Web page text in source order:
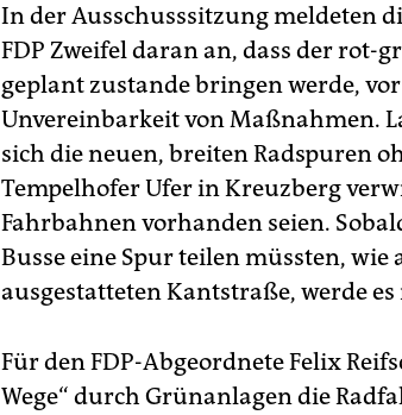
In der Ausschusssitzung meldeten
FDP Zweifel daran an, dass der rot-
geplant zustande bringen werde,
Unvereinbarkeit von Maßnahmen.
sich die neuen, breiten Radspuren
Tempelhofer Ufer in Kreuzberg
Fahrbahnen vorhanden seien.
Busse eine Spur teilen müssten,
ausgestatteten Kantstraße, werde
Für den FDP-Abgeordnete Felix
Wege“ durch Grünanlagen die